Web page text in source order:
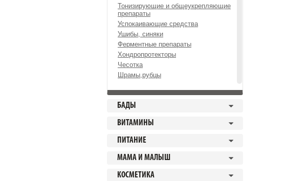
Тонизирующие и общеукрепляющие
препараты
Успокаивающие средства
Ушибы, синяки
Ферментные препараты
Хондропротекторы
Чесотка
Шрамы,рубцы
БАДЫ
ВИТАМИНЫ
ПИТАНИЕ
МАМА И МАЛЫШ
КОСМЕТИКА